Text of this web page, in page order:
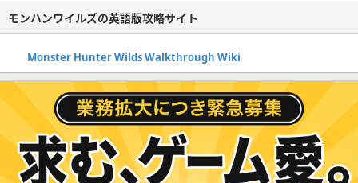
モンハンワイルズの英語版攻略サイト
Monster Hunter Wilds Walkthrough Wiki